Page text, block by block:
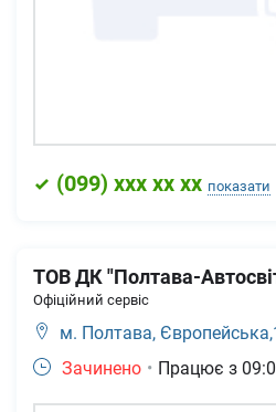
(099) xxx xx xx показати
ТОВ ДК "Полтава-
Офіційний сервіс
м. Полтава,
Зачинено • Працює з